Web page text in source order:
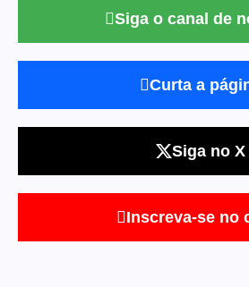
Siga o canal de
Curta a
Siga no X
Inscreva-se no